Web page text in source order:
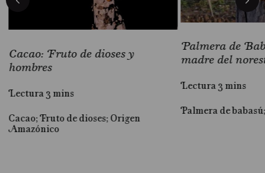
Cacao: Fruto de dioses y
hombres
Lectura 3 mins
Cacao; Fruto de dioses; Origen
Amazónico
Palmera de
madre del
Lectura 3 mins
Palmera de